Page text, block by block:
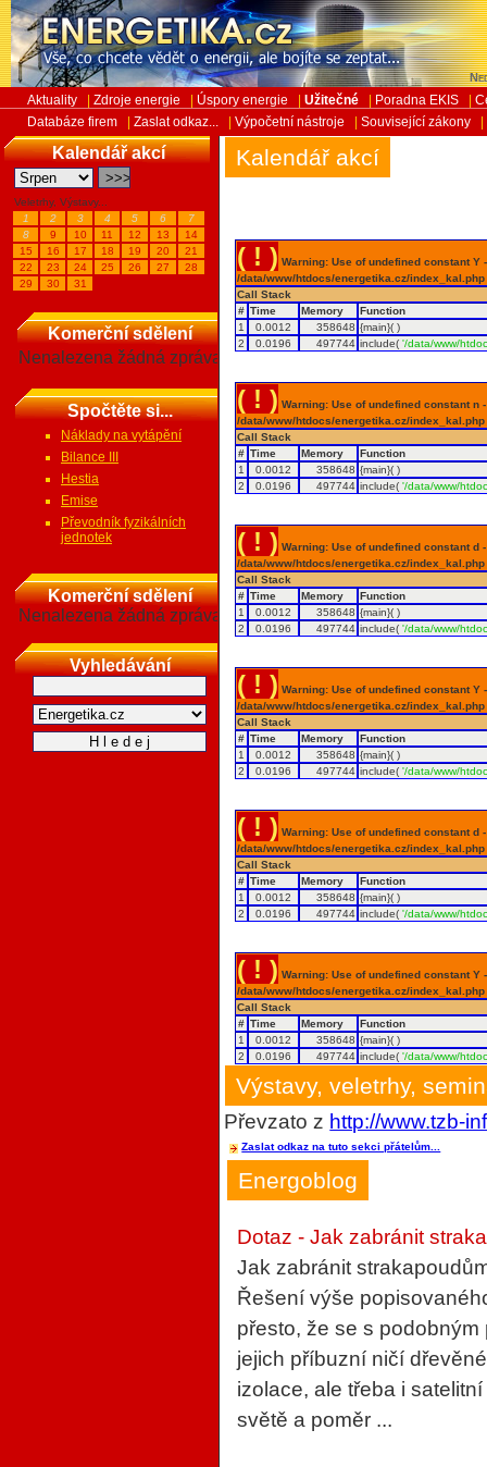
Aktuality Zdroje energie Úspory energie Užitečné Poradna EKIS
Databáze firem
Zaslat odkaz... Výpočetní nástroje Související zákony
Kalendář akcí
Veletrhy, Výstavy...
1
2 3 4 5 6
7
8
9 10 11 12 13
14
15
16 17 18 19 20
21
22
23 24 25 26 27
28
29
30 31
Komerční sdělení
Nenalezena žádná zpráva
Spočtěte si...
Náklady na vytápění
Bilance III
Hestia
Emise
Převodník fyzikálních
jednotek
Komerční sdělení
Nenalezena žádná zpráva
Vyhledávání
Kalendář akcí
( ! ) Warning: Use of undefined constant
/data/www/htdocs/energetika.cz/
Call Stack
# Time Memory
Function
1
0.0012 358648 {main}( )
2
0.0196 497744 include('/data/www/
( ! ) Warning: Use of undefined constant
/data/www/htdocs/energetika.cz/
Call Stack
# Time Memory
Function
1
0.0012 358648 {main}( )
2
0.0196 497744 include('/data/www/
( ! ) Warning: Use of undefined constant
/data/www/htdocs/energetika.cz/
Call Stack
# Time Memory
Function
1
0.0012 358648 {main}( )
2
0.0196 497744 include('/data/www/
( ! ) Warning: Use of undefined constant
/data/www/htdocs/energetika.cz/
Call Stack
# Time Memory
Function
1
0.0012 358648 {main}( )
2
0.0196 497744 include('/data/www/
( ! ) Warning: Use of undefined constant
/data/www/htdocs/energetika.cz/
Call Stack
# Time Memory
Function
1
0.0012 358648 {main}( )
2
0.0196 497744 include('/data/www/
( ! ) Warning: Use of undefined constant
/data/www/htdocs/energetika.cz/
Call Stack
# Time Memory
Function
1
0.0012 358648 {main}( )
2
0.0196 497744 include('/data/www/
Výstavy, veletrhy,
Převzato z http://www.tzb-
Zaslat odkaz na tuto sekci přátelům...
Energoblog
Dotaz - Jak zabránit
Jak zabránit
Řešení výše
přesto, že se s
jejich příbuzní ničí
izolace, ale třeba i
světě a poměr ...